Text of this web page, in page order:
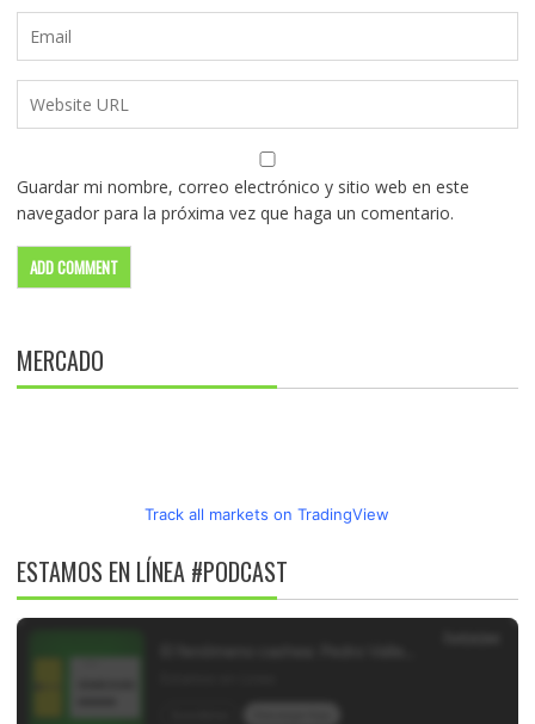
Guardar mi nombre, correo electrónico y sitio web en este
navegador para la próxima vez que haga un comentario.
MERCADO
Track all markets on TradingView
ESTAMOS EN LÍNEA #PODCAST